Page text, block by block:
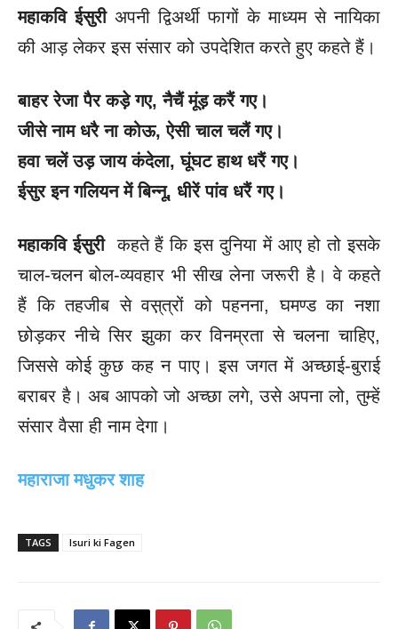
महाकवि ईसुरीअपनी द्विअर्थी फागों के माध्यम से नायिका
की आड़ लेकर इस संसार को उपदेशित करते हुए कहते हैं।
बाहर रेजा पैर कड़े गए, नैचैं मूंड़ करैं गए।
जीसे नाम धरै ना कोऊ, ऐसी चाल चलैं गए।
हवा चलें उड़ जाय कंदेला, घूंघट हाथ धरैं गए।
ईसुर इन गलियन में बिन्नू, धीरें पांव धरैं गए।
महाकवि ईसुरी कहते हैं कि इस दुनिया में आए हो तो इसके
चाल-चलन बोल-व्यवहार भी सीख लेना जरूरी है। वे कहते
हैं कि तहजीब से वस़्त्रों को पहनना, घमण्ड का नशा
छोड़कर नीचे सिर झुका कर विनम्रता से चलना चाहिए,
जिससे कोई कुछ कह न पाए। इस जगत में अच्छाई-बुराई
बराबर है। अब आपको जो अच्छा लगे, उसे अपना लो, तुम्हें
संसार वैसा ही नाम देगा।
महाराजा मधुकर शाह
TAGS Isuri ki Fagen